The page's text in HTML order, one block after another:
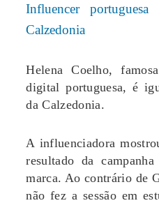
Influencer
Calzedonia
Helena Coelho,
digital portuguesa, é
da Calzedonia.
A influenciadora
resultado da
marca. Ao contrário de
não fez a sessão em